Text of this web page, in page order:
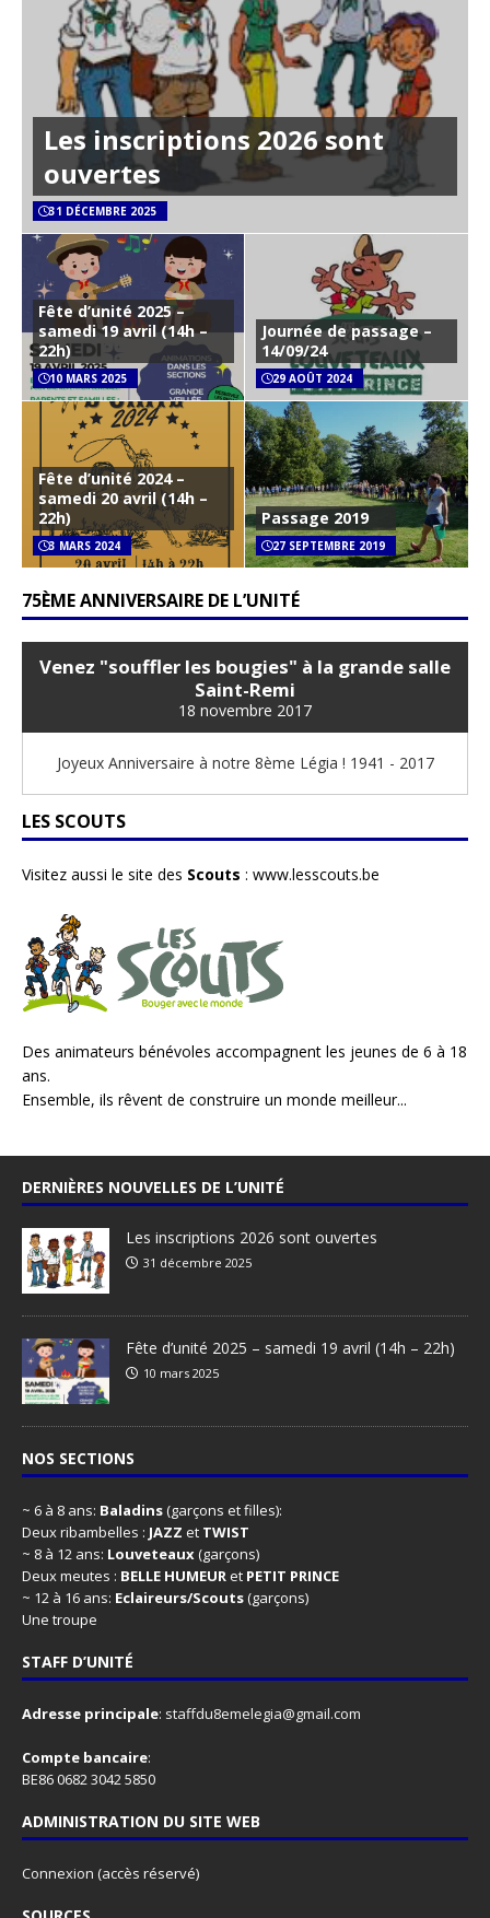
Les inscriptions 2026 sont
ouvertes
31 DÉCEMBRE 2025
Fête d’unité 2025 –
samedi 19 avril (14h –
22h)
10 MARS 2025
Journée de passage –
14/09/24
29 AOÛT 2024
Fête d’unité 2024 –
samedi 20 avril (14h –
22h)
3 MARS 2024
Passage 2019
27 SEPTEMBRE 2019
75ÈME ANNIVERSAIRE DE L’UNITÉ
Venez "souffler les bougies" à la grande salle
Saint-Remi
18 novembre 2017
Joyeux Anniversaire à notre 8ème Légia ! 1941 - 2017
LES SCOUTS
Visitez aussi le site des Scouts : www.lesscouts.be
Des animateurs bénévoles accompagnent les jeunes de 6 à 18
ans.
Ensemble, ils rêvent de construire un monde meilleur...
DERNIÈRES NOUVELLES DE L’UNITÉ
Les inscriptions 2026 sont ouvertes
31 décembre 2025
Fête d’unité 2025 – samedi 19 avril (14h – 22h)
10 mars 2025
NOS SECTIONS
~ 6 à 8 ans: Baladins(garçons et filles):
Deux ribambelles : JAZZ et TWIST
~ 8 à 12 ans: Louveteaux(garçons)
Deux meutes : BELLE HUMEURet PETIT PRINCE
~ 12 à 16 ans: Eclaireurs/Scouts(garçons)
Une troupe
STAFF D’UNITÉ
Adresse principale: staffdu8emelegia@gmail.com
Compte bancaire:
BE86 0682 3042 5850
ADMINISTRATION DU SITE WEB
Connexion (accès réservé)